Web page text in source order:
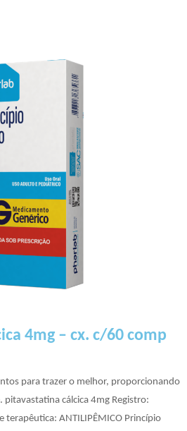
4mg – cx. c/60 comp
para trazer o melhor, proporcionando
pitavastatina cálcica 4mg Registro:
terapêutica: ANTILIPÊMICO Princípio